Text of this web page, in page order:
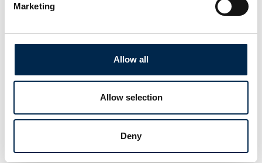
Marketing
Allow all
Allow selection
Deny